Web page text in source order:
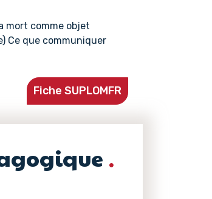
mort comme objet
Ce que communiquer
Fiche SUPLOMFR